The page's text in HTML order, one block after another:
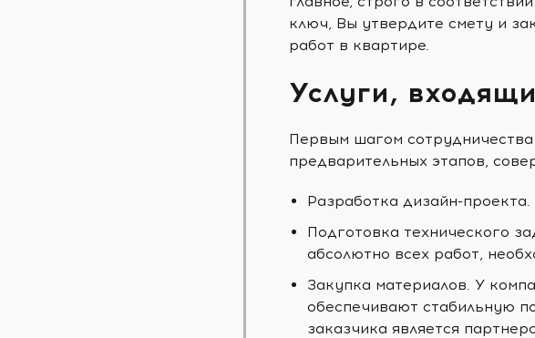
ключ, Вы утвердите смету и
работ в квартире.
Услуги,
Первым шагом
предварительных этапов,
Разработка дизайн-
Подготовка технического
абсолютно всех работ,
Закупка материалов. У
обеспечивают стабильную
заказчика является